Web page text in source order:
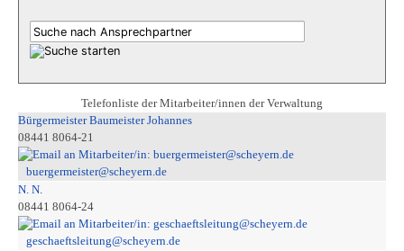
Telefonliste der Mitarbeiter/innen der Verwaltung
Bürgermeister Baumeister Johannes
08441 8064-21
buergermeister@scheyern.de
N. N.
08441 8064-24
geschaeftsleitung@scheyern.de